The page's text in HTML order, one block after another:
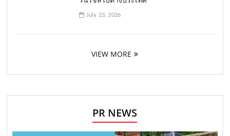
July 23, 2026
VIEW MORE
PR NEWS